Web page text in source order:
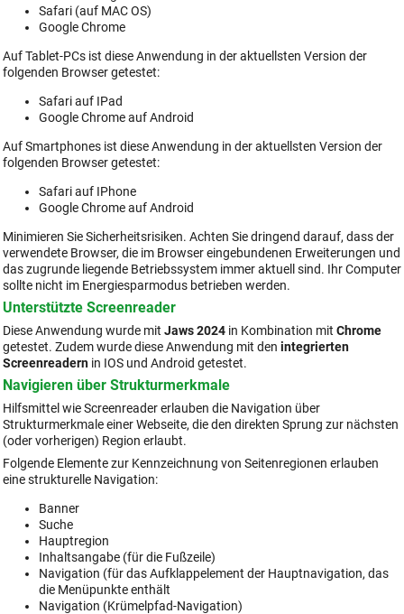
Safari (auf MAC OS)
Google Chrome
Auf Tablet-PCs ist diese Anwendung in der aktuellsten Version der
folgenden Browser getestet:
Safari auf IPad
Google Chrome auf Android
Auf Smartphones ist diese Anwendung in der aktuellsten Version der
folgenden Browser getestet:
Safari auf IPhone
Google Chrome auf Android
Minimieren Sie Sicherheitsrisiken. Achten Sie dringend darauf, dass der
verwendete Browser, die im Browser eingebundenen Erweiterungen und
das zugrunde liegende Betriebssystem immer aktuell sind. Ihr Computer
sollte nicht im Energiesparmodus betrieben werden.
Unterstützte Screenreader
Diese Anwendung wurde mit Jaws 2024 in Kombination mit Chrome
getestet. Zudem wurde diese Anwendung mit den integrierten
Screenreadern in IOS und Android getestet.
Navigieren über Strukturmerkmale
Hilfsmittel wie Screenreader erlauben die Navigation über
Strukturmerkmale einer Webseite, die den direkten Sprung zur nächsten
(oder vorherigen) Region erlaubt.
Folgende Elemente zur Kennzeichnung von Seitenregionen erlauben
eine strukturelle Navigation:
Banner
Suche
Hauptregion
Inhaltsangabe (für die Fußzeile)
Navigation (für das Aufklappelement der Hauptnavigation, das
die Menüpunkte enthält
Navigation (Krümelpfad-Navigation)